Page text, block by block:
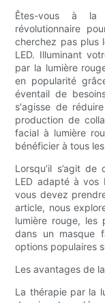
Êtes-vous à la
révolutionnaire
cherchez pas plus
LED. Illuminant
par la lumière
en popularité
éventail de
s'agisse de
production de
facial à lumière
bénéficier à tous
Lorsqu’il s’agit
LED adapté à vos
vous devez
article, nous
lumière rouge, les
dans un masque
options populaires
Les avantages de
La thérapie par la